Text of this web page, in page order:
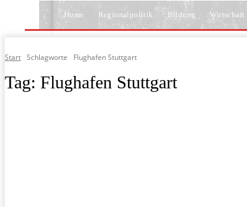
Home Regionalpolitik Bildung Wirtschaft
Start Schlagworte Flughafen Stuttgart
Tag: Flughafen Stuttgart